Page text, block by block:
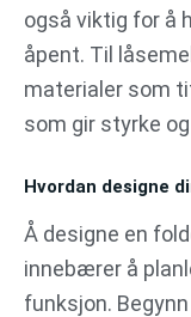
også viktig for å
åpent. Til
materialer som
som gir styrke
Hvordan designe
Å designe en
innebærer å
funksjon.